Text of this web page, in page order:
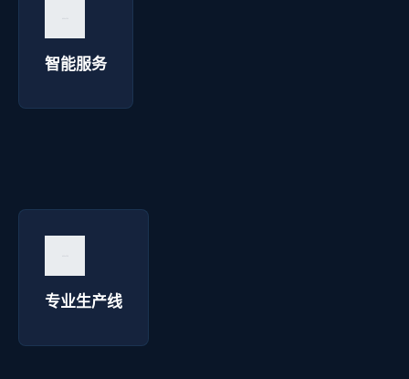
智能服务
询价咨询 →
专业生产线
询价咨询 →